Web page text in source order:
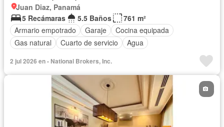
Juan Diaz, Panamá
5 Recámaras
5.5 Baños
761 m²
Armario empotrado
Garaje
Cocina equipada
Gas natural
Cuarto de servicio Agua
2 jul 2026 en - National Brokers, Inc.